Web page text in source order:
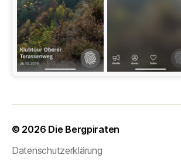
© 2026 Die Bergpiraten
Datenschutzerklärung